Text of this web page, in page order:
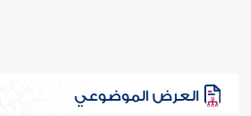
العرض الموضوعي